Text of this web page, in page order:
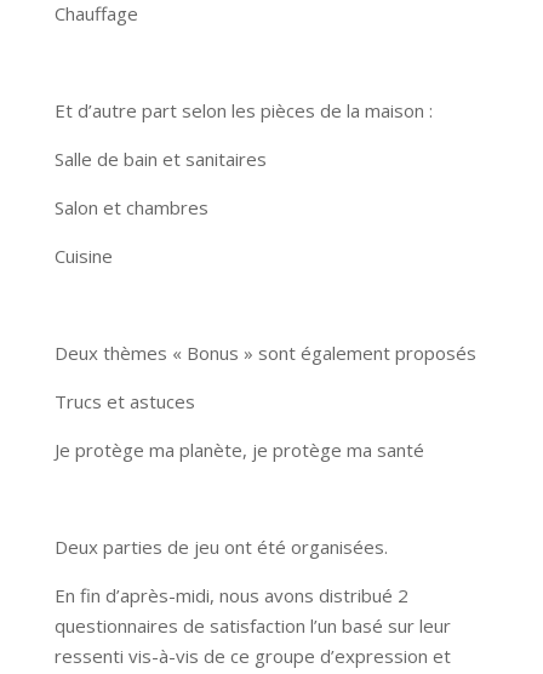
Chauffage
Et d’autre part selon les pièces de la maison :
Salle de bain et sanitaires
Salon et chambres
Cuisine
Deux thèmes « Bonus » sont également proposés
Trucs et astuces
Je protège ma planète, je protège ma santé
Deux parties de jeu ont été organisées.
En fin d’après-midi, nous avons distribué 2
questionnaires de satisfaction l’un basé sur leur
ressenti vis-à-vis de ce groupe d’expression et